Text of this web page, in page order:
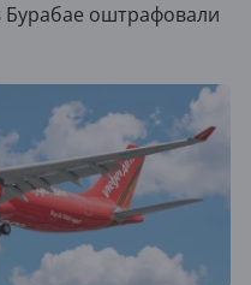
Бурабае оштрафовали